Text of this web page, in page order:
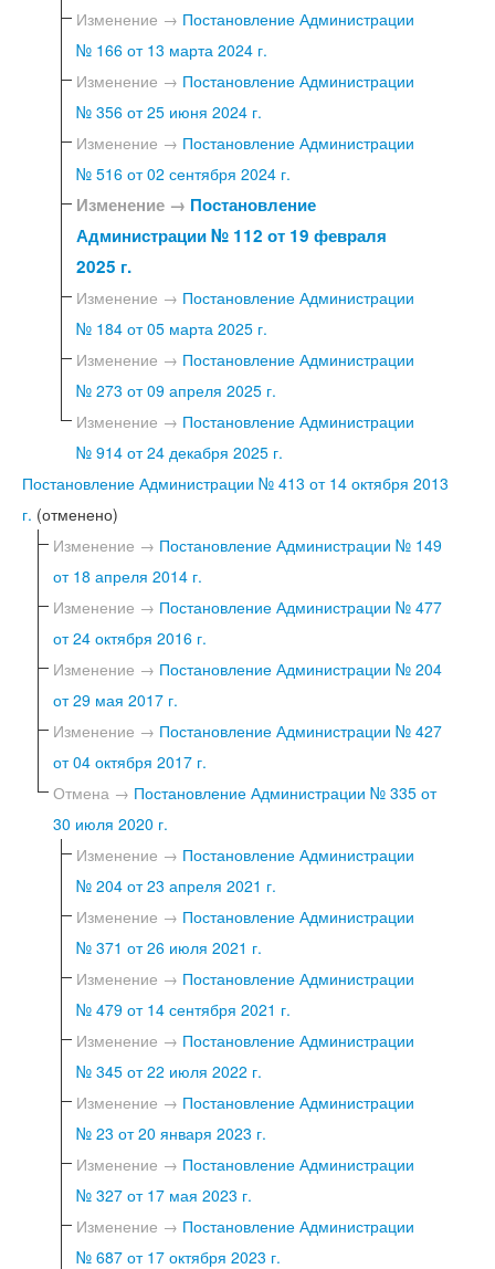
Изменение → Постановление Администрации
№ 166 от 13 марта 2024 г.
Изменение → Постановление Администрации
№ 356 от 25 июня 2024 г.
Изменение → Постановление Администрации
№ 516 от 02 сентября 2024 г.
Изменение → Постановление
Администрации № 112 от 19 февраля
2025 г.
Изменение → Постановление Администрации
№ 184 от 05 марта 2025 г.
Изменение → Постановление Администрации
№ 273 от 09 апреля 2025 г.
Изменение → Постановление Администрации
№ 914 от 24 декабря 2025 г.
Постановление Администрации № 413 от 14 октября 2013
г. (отменено)
Изменение → Постановление Администрации № 149
от 18 апреля 2014 г.
Изменение → Постановление Администрации № 477
от 24 октября 2016 г.
Изменение → Постановление Администрации № 204
от 29 мая 2017 г.
Изменение → Постановление Администрации № 427
от 04 октября 2017 г.
Отмена → Постановление Администрации № 335 от
30 июля 2020 г.
Изменение → Постановление Администрации
№ 204 от 23 апреля 2021 г.
Изменение → Постановление Администрации
№ 371 от 26 июля 2021 г.
Изменение → Постановление Администрации
№ 479 от 14 сентября 2021 г.
Изменение → Постановление Администрации
№ 345 от 22 июля 2022 г.
Изменение → Постановление Администрации
№ 23 от 20 января 2023 г.
Изменение → Постановление Администрации
№ 327 от 17 мая 2023 г.
Изменение → Постановление Администрации
№ 687 от 17 октября 2023 г.